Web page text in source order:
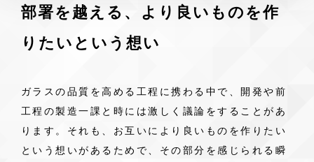
部署を越える、より良いものを作
りたいという想い
ガラスの品質を高める工程に携わる中で、開発や前
工程の製造一課と時には激しく議論をすることがあ
ります。それも、お互いにより良いものを作りたい
という想いがあるためで、その部分を感じられる瞬